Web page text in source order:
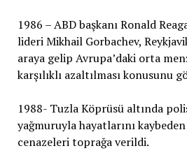
1986 – ABD başkanı Ronald
lideri Mikhail Gorbachev,
araya gelip Avrupa’daki orta
karşılıklı azaltılması konusunu
1988- Tuzla Köprüsü altında
yağmuruyla hayatlarını
cenazeleri toprağa verildi.